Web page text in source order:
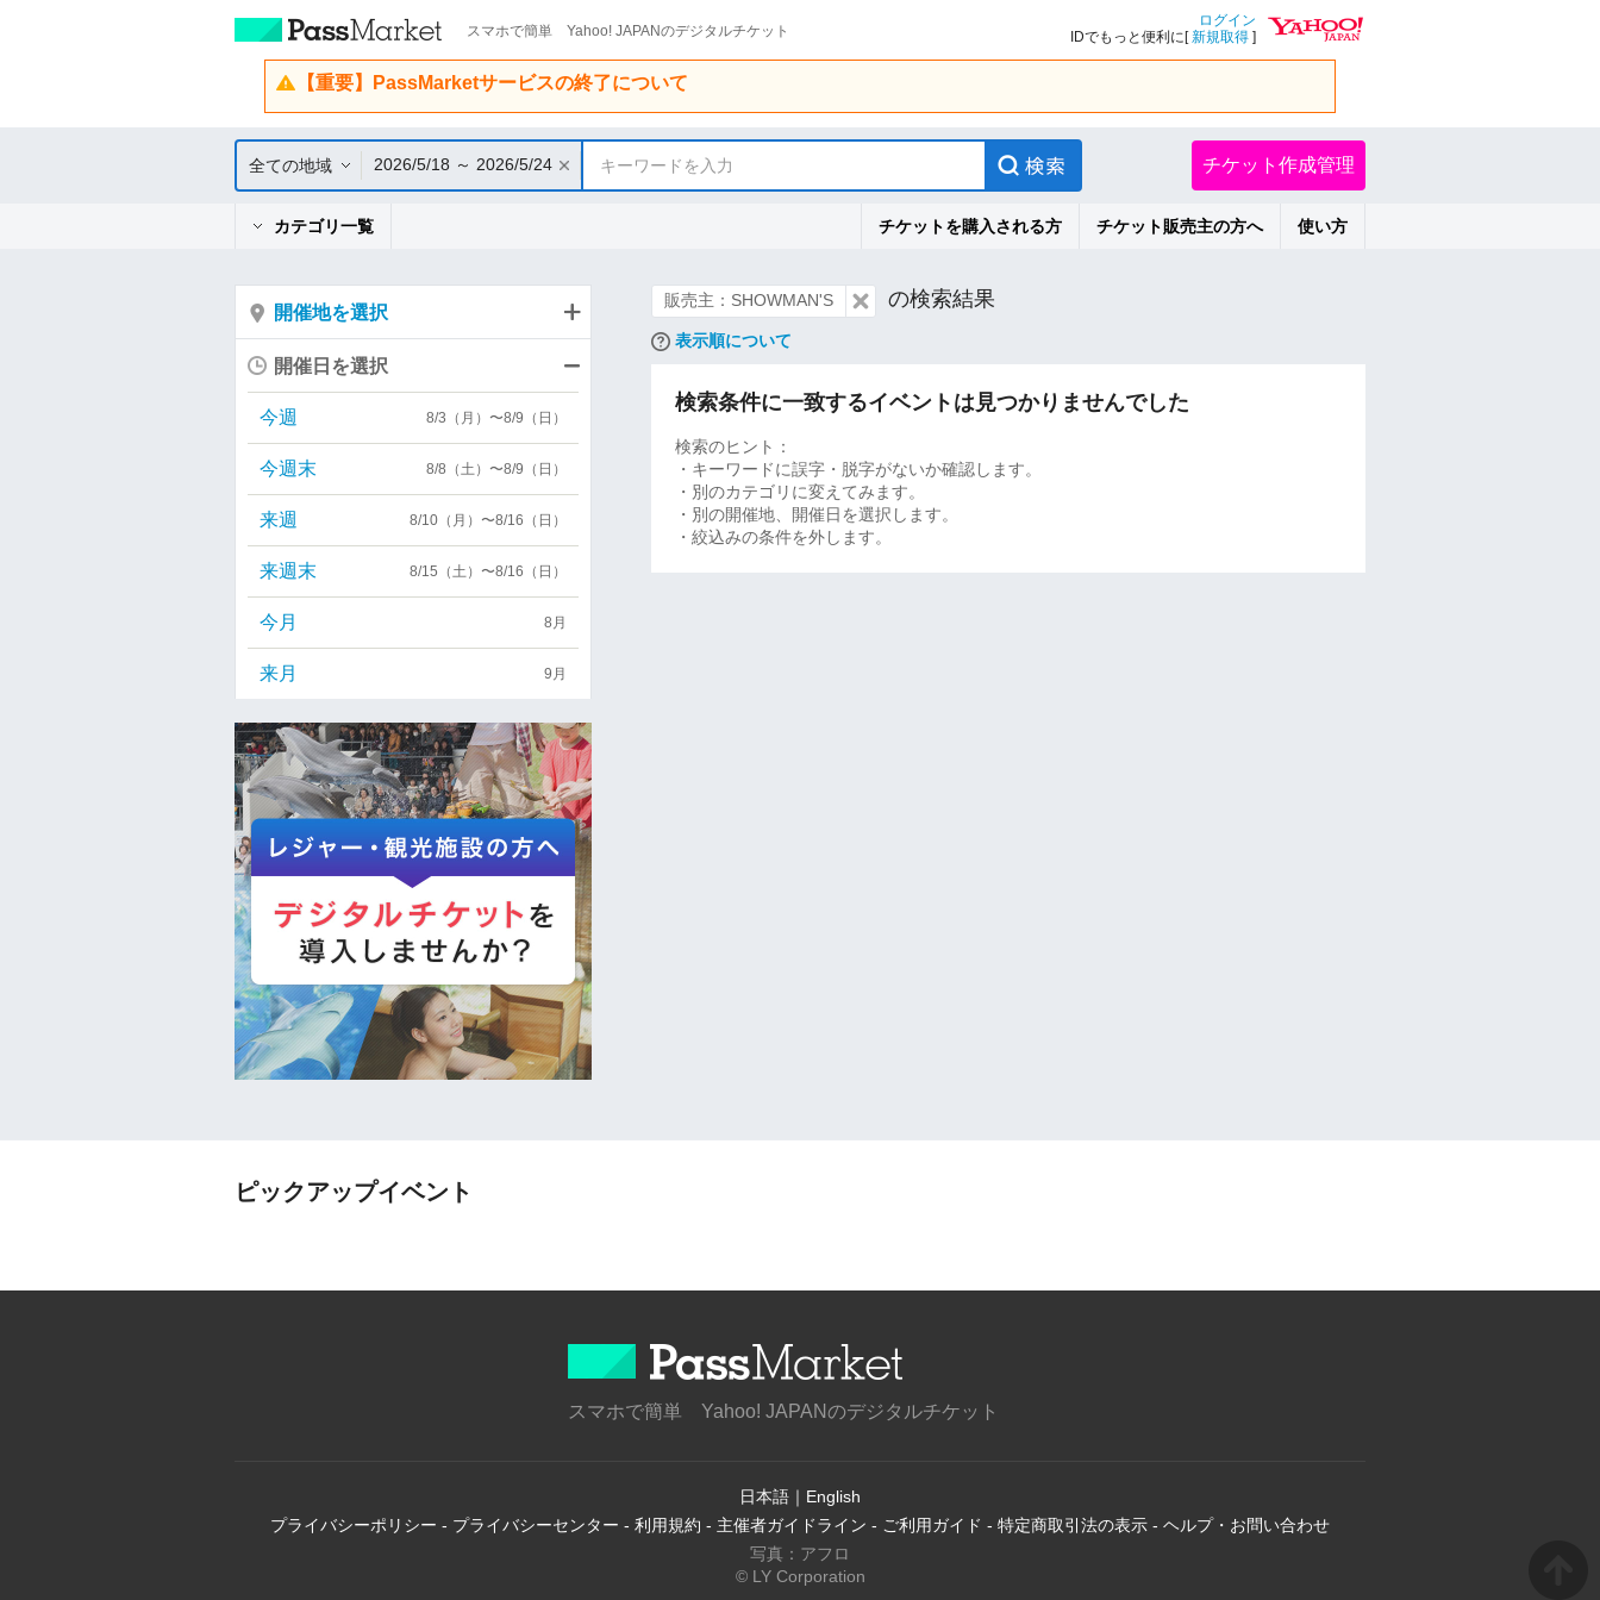
スマホで簡単 Yahoo! JAPANのデジタルチケット
ログイン
IDでもっと便利に[新規取得 ]
【重要】PassMarketサービスの終了について
全ての地域 2026/5/18 ～ 2026/5/24 キーワードを入力 チケット作成管理
カテゴリ一覧 チケットを購入される方 チケット販売主の方へ 使い方
販売主：SHOWMAN'S の検索結果
表示順について
検索条件に一致するイベントは見つかりませんでした
検索のヒント：
・キーワードに誤字・脱字がないか確認します。
・別のカテゴリに変えてみます。
・別の開催地、開催日を選択します。
・絞込みの条件を外します。
開催地を選択
開催日を選択
今週 8/3（月）〜8/9（日）
今週末 8/8（土）〜8/9（日）
来週 8/10（月）〜8/16（日）
来週末 8/15（土）〜8/16（日）
今月 8月
来月 9月
ピックアップイベント
スマホで簡単 Yahoo! JAPANのデジタルチケット
日本語 ｜ English
プライバシーポリシー - プライバシーセンター - 利用規約 - 主催者ガイドライン - ご利用ガイド - 特定商取引法の表示 - ヘルプ・お問い合わせ
写真：アフロ
© LY Corporation